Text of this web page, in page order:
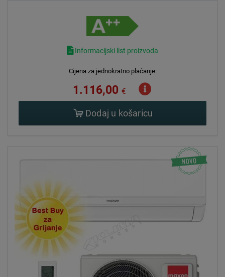
Informacijski list proizvoda
Cijena za jednokratno plaćanje:
1.116,00 €
Dodaj u košaricu